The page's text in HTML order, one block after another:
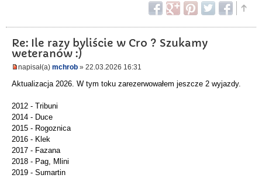
Re: Ile razy byliście w Cro ? Szukamy
weteranów :)
napisał(a) mchrob » 22.03.2026 16:31
Aktualizacja 2026. W tym toku zarezerwowałem jeszcze 2 wyjazdy.
2012 - Tribuni
2014 - Duce
2015 - Rogoznica
2016 - Klek
2017 - Fazana
2018 - Pag, Mlini
2019 - Sumartin